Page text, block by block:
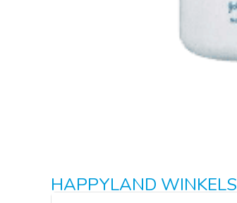
HAPPYLAND WINKELS